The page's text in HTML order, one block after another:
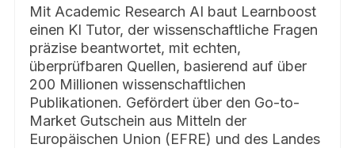
Mit Academic Research AI baut Learnboost
einen KI Tutor, der wissenschaftliche Fragen
präzise beantwortet, mit echten,
überprüfbaren Quellen, basierend auf über
200 Millionen wissenschaftlichen
Publikationen. Gefördert über den Go-to-
Market Gutschein aus Mitteln der
Europäischen Union (EFRE) und des Landes